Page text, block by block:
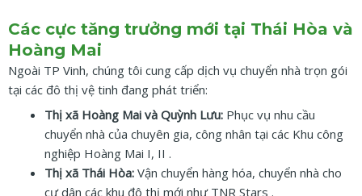
Các cực tăng trưởng mới tại Thái Hòa và
Hoàng Mai
Ngoài TP Vinh, chúng tôi cung cấp dịch vụ chuyển nhà trọn gói
tại các đô thị vệ tinh đang phát triển:
Thị xã Hoàng Mai và Quỳnh Lưu: Phục vụ nhu cầu
chuyển nhà của chuyên gia, công nhân tại các Khu công
nghiệp Hoàng Mai I, II .
Thị xã Thái Hòa: Vận chuyển hàng hóa, chuyển nhà cho
cư dân các khu đô thị mới như TNR Stars .